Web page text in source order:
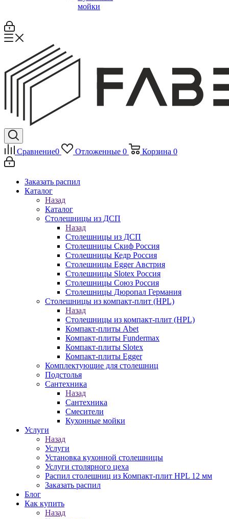
мойки
Сравнение0 Отложенные 0 Корзина 0
Заказать распил
Каталог
Назад
Каталог
Столешницы из ДСП
Назад
Столешницы из ДСП
Столешницы Скиф Россия
Столешницы Кедр Россия
Столешницы Egger Австрия
Столешницы Slotex Россия
Столешницы Союз Россия
Столешницы Дюропал Германия
Столешницы из компакт-плит (HPL)
Назад
Столешницы из компакт-плит (HPL)
Компакт-плиты Abet
Компакт-плиты Fundermax
Компакт-плиты Slotex
Компакт-плиты Egger
Комплектующие для столешниц
Подстолья
Сантехника
Назад
Сантехника
Смесители
Кухонные мойки
Услуги
Назад
Услуги
Установка кухонной столешницы
Услуги столярного цеха
Распил столешниц из Компакт-плит HPL 12 мм
Заказать распил
Блог
Как купить
Назад